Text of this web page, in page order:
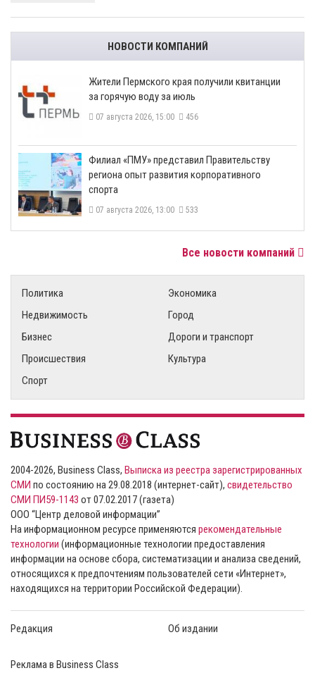
НОВОСТИ КОМПАНИЙ
​Жители Пермского края получили квитанции
за горячую воду за июль
07 августа 2026, 15:00 456
​Филиал «ПМУ» представил Правительству
региона опыт развития корпоративного
спорта
07 августа 2026, 13:00 533
Все новости компаний
Политика
Экономика
Недвижимость
Город
Бизнес
Дороги и транспорт
Происшествия
Культура
Спорт
2004-2026, Business Class, Выписка из реестра зарегистрированных
СМИ по состоянию на 29.08.2018 (интернет-сайт), свидетельство
СМИ ПИ59-1143 от 07.02.2017 (газета)
ООО “Центр деловой информации”
На информационном ресурсе применяются рекомендательные
технологии (информационные технологии предоставления
информации на основе сбора, систематизации и анализа сведений,
относящихся к предпочтениям пользователей сети «Интернет»,
находящихся на территории Российской Федерации).
Редакция Об издании
Реклама в Business Class